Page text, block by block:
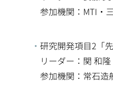
参加機関：MTI・
研究開発項目2「
リーダー：関 和隆
参加機関：常石造